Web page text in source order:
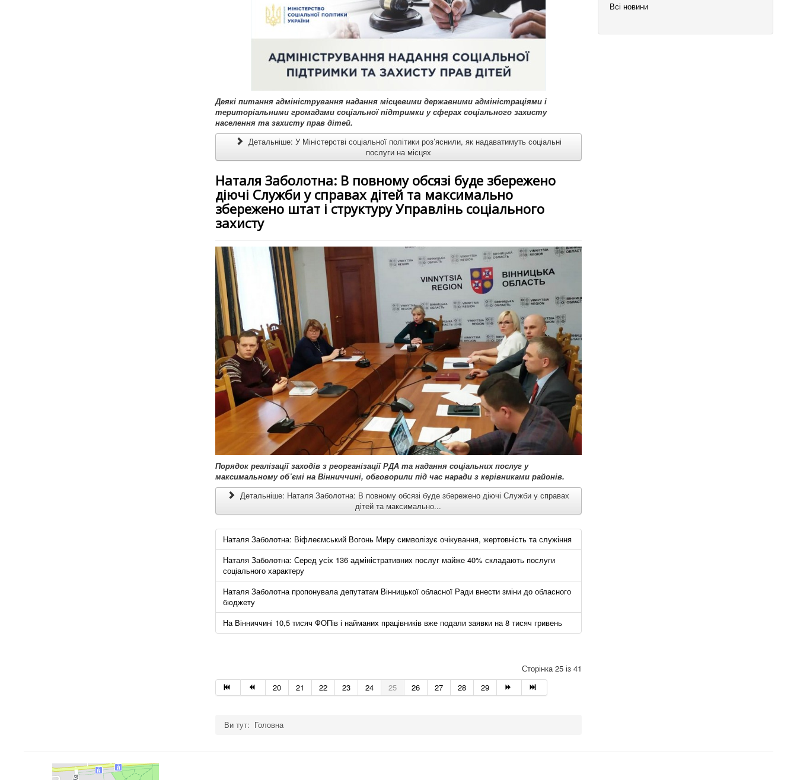
Деякі питання адміністрування надання місцевими державними адміністраціями і
територіальними громадами соціальної підтримки у сферах соціального захисту
населення та захисту прав дітей.
Детальніше: У Міністерстві соціальної політики роз’яснили, як надаватимуть соціальні
послуги на місцях
Наталя Заболотна: В повному обсязі буде збережено
діючі Служби у справах дітей та максимально
збережено штат і структуру Управлінь соціального
захисту
Порядок реалізації заходів з реорганізації РДА та надання соціальних послуг у
максимальному об’ємі на Вінниччині, обговорили під час наради з керівниками районів.
Детальніше: Наталя Заболотна: В повному обсязі буде збережено діючі Служби у справах
дітей та максимально...
Наталя Заболотна: Віфлеємський Вогонь Миру символізує очікування, жертовність та служіння
Наталя Заболотна: Серед усіх 136 адміністративних послуг майже 40% складають послуги
соціального характеру
Наталя Заболотна пропонувала депутатам Вінницької обласної Ради внести зміни до обласного
бюджету
На Вінниччині 10,5 тисяч ФОПів і найманих працівників вже подали заявки на 8 тисяч гривень
Сторінка 25 із 41
20
21 22 23 24 25 26 27 28 29
Ви тут: Головна
Всі новини